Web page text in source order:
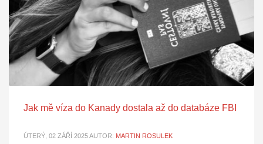
Jak mě víza do Kanady dostala až do databáze FBI
ÚTERÝ, 02 ZÁŘÍ 2025AUTOR: MARTIN ROSULEK